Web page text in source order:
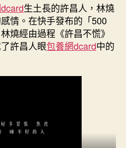
驗
人？！〉
中
生土長的許昌人，林燒
情。在快手發布的「500
燒經由過程《許昌不慌》
許昌人眼包養網dcard中的